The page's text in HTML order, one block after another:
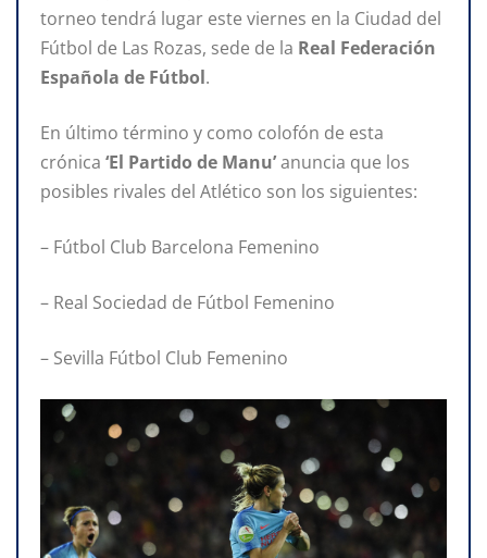
torneo tendrá lugar este viernes en la Ciudad del
Fútbol de Las Rozas, sede de la Real Federación
Española de Fútbol.
En último término y como colofón de esta
crónica ‘El Partido de Manu’anuncia que los
posibles rivales del Atlético son los siguientes:
– Fútbol Club Barcelona Femenino
– Real Sociedad de Fútbol Femenino
– Sevilla Fútbol Club Femenino